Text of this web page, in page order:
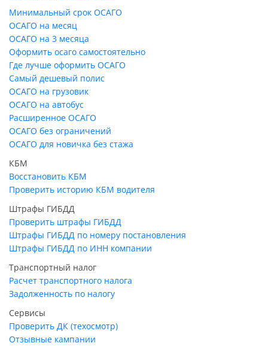
Минимальный срок ОСАГО
ОСАГО на месяц
ОСАГО на 3 месяца
Оформить осаго самостоятельно
Где лучше оформить ОСАГО
Самый дешевый полис
ОСАГО на грузовик
ОСАГО на автобус
Расширенное ОСАГО
ОСАГО без ограничений
ОСАГО для новичка без стажа
КБМ
Восстановить КБМ
Проверить историю КБМ водителя
Штрафы ГИБДД
Проверить штрафы ГИБДД
Штрафы ГИБДД по номеру постановления
Штрафы ГИБДД по ИНН компании
Транспортный налог
Расчет транспортного налога
Задолженность по налогу
Сервисы
Проверить ДК (техосмотр)
Отзывные кампании